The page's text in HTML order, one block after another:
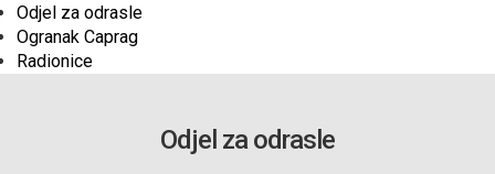
Odjel za odrasle
Ogranak Caprag
Radionice
Odjel za odrasle